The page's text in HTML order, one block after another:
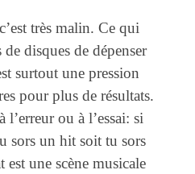
très malin. Ce qui
disques de dépenser
surtout une pression
pour plus de résultats.
ou à l’essai: si
sors un hit soit tu sors
une scène musicale